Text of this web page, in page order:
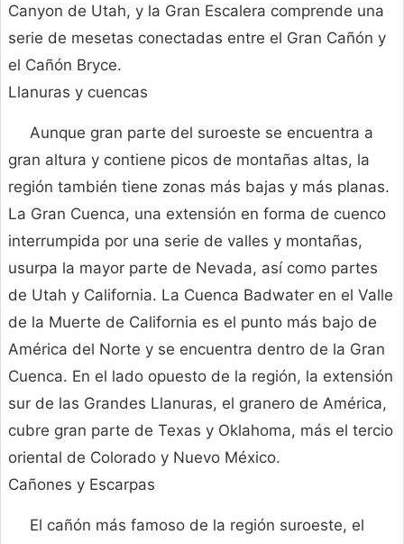
Canyon de Utah, y la Gran Escalera comprende una
serie de mesetas conectadas entre el Gran Cañón y
el Cañón Bryce.
Llanuras y cuencas
Aunque gran parte del suroeste se encuentra a
gran altura y contiene picos de montañas altas, la
región también tiene zonas más bajas y más planas.
La Gran Cuenca, una extensión en forma de cuenco
interrumpida por una serie de valles y montañas,
usurpa la mayor parte de Nevada, así como partes
de Utah y California. La Cuenca Badwater en el Valle
de la Muerte de California es el punto más bajo de
América del Norte y se encuentra dentro de la Gran
Cuenca. En el lado opuesto de la región, la extensión
sur de las Grandes Llanuras, el granero de América,
cubre gran parte de Texas y Oklahoma, más el tercio
oriental de Colorado y Nuevo México.
Cañones y Escarpas
El cañón más famoso de la región suroeste, el